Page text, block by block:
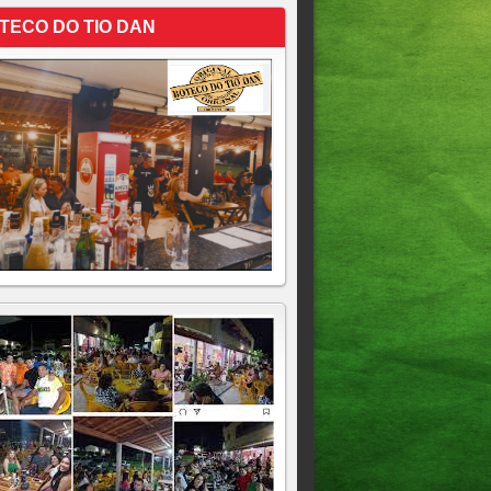
DO TIO DAN